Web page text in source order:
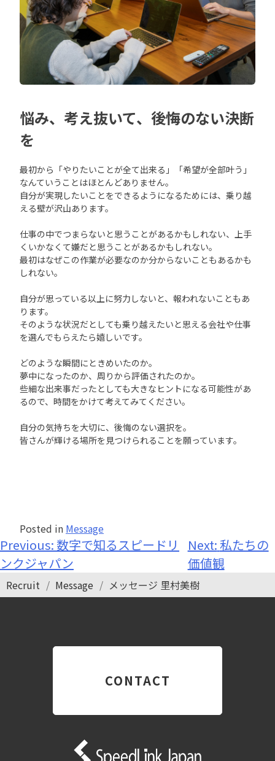
悩み、考え抜いて、後悔のない決断
を
最初から「やりたいことが全て出来る」「希望が全部叶う」
なんていうことはほとんどありません。
自分が実現したいことをできるようになるためには、乗り越
える壁が沢山あります。
仕事の中でつまらないと思うことがあるかもしれない、上手
くいかなくて嫌だと思うことがあるかもしれない。
最初はなぜこの作業が必要なのか分からないこともあるかも
しれない。
自分が思っている以上に努力しないと、報われないこともあ
ります。
そのような状況だとしても乗り越えたいと思える会社や仕事
を選んでもらえたら嬉しいです。
どのような瞬間にときめいたのか。
夢中になったのか、周りから評価されたのか。
些細な出来事だったとしても大きなヒントになる可能性があ
るので、時間をかけて考えてみてください。
自分の気持ちを大切に、後悔のない選択を。
皆さんが輝ける場所を見つけられることを願っています。
Posted in Message
投
稿
ナ
Previous: 数字で知るスピードリ
ンクジャパン
Next:私たちの
価値観
Recruit Message メッセージ 里村美樹
CONTACT